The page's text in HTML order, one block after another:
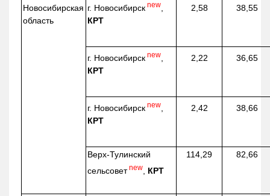
Новосибирская
область
г. Новосибирск new
КРТ
2,58 38,55
г. Новосибирск new
КРТ
2,22 36,65
г. Новосибирск new
КРТ
2,42 38,66
Верх-Тулинский
сельсовет new КРТ
114,29 82,66